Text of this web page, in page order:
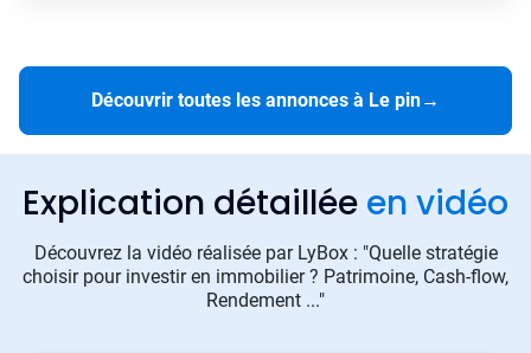
Découvrir toutes les annonces à Le pin→
Explication détaillée en vidéo
Découvrez la vidéo réalisée par LyBox : "Quelle stratégie
choisir pour investir en immobilier ? Patrimoine, Cash-flow,
Rendement ..."